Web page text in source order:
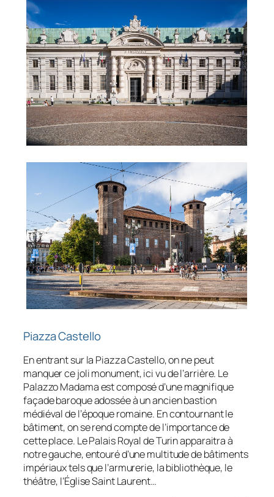
Piazza Castello
En entrant sur la Piazza Castello, on ne peut
manquer ce joli monument, ici vu de l’arrière. Le
Palazzo Madama est composé d’une magnifique
façade baroque adossée à un ancien bastion
médiéval de l’époque romaine. En contournant le
bâtiment, on se rend compte de l’importance de
cette place. Le Palais Royal de Turin apparaitra à
notre gauche, entouré d’une multitude de bâtiments
impériaux tels que l’armurerie, la bibliothèque, le
théâtre, l’Église Saint Laurent…